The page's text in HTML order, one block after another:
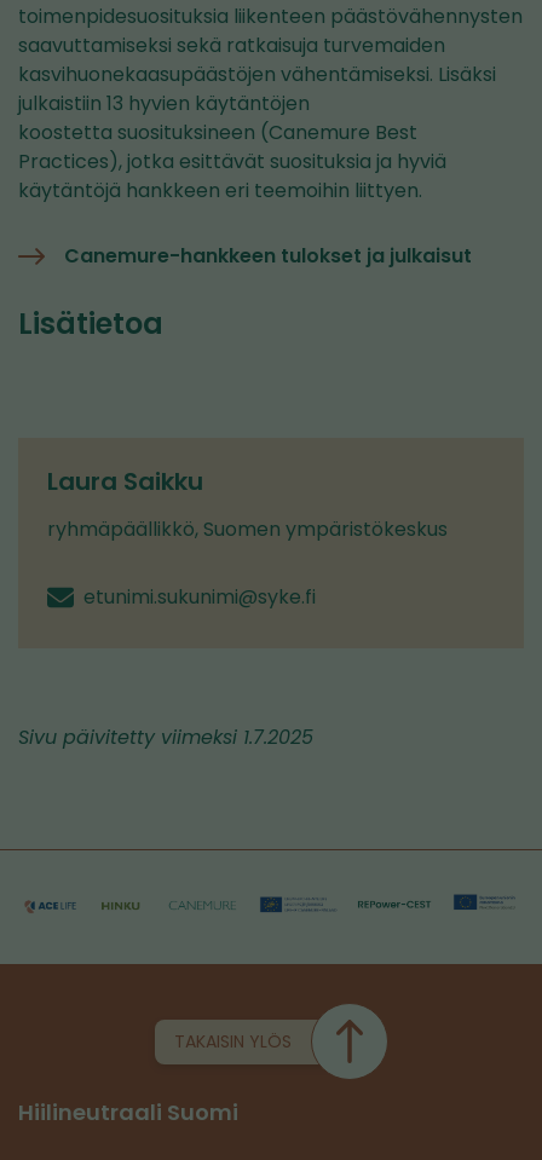
toimenpidesuosituksia liikenteen päästövähennysten
saavuttamiseksi sekä ratkaisuja turvemaiden
kasvihuonekaasupäästöjen vähentämiseksi. Lisäksi
julkaistiin 13 hyvien käytäntöjen
koostetta suosituksineen (Canemure Best
Practices), jotka esittävät suosituksia ja hyviä
käytäntöjä hankkeen eri teemoihin liittyen.
Canemure-hankkeen tulokset ja julkaisut
Lisätietoa
Laura Saikku
ryhmäpäällikkö, Suomen ympäristökeskus
etunimi.sukunimi@syke.fi
Sivu päivitetty viimeksi 1.7.2025
TAKAISIN YLÖS
Hiilineutraali Suomi